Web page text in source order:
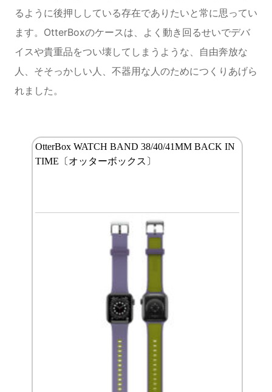
るように後押ししている存在でありたいと常に思ってい
ます。OtterBoxのケースは、よく動き回るせいでデバ
イスや貴重品をつい壊してしまうような、自由奔放な
人、そそっかしい人、不器用な人のためにつくりあげら
れました。
OtterBox WATCH BAND 38/40/41MM BACK IN
TIME〔オッターボックス〕